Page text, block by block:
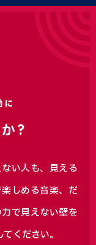
?
い人も、見える
しめる音楽、 だ
で見えない壁を
ください。